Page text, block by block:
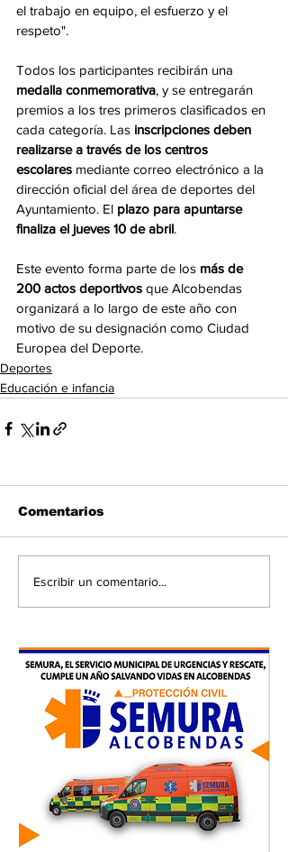
el trabajo en equipo, el esfuerzo y el
respeto".
Todos los participantes recibirán una
medalla conmemorativa, y se entregarán
premios a los tres primeros clasificados en
cada categoría. Las inscripciones deben
realizarse a través de los centros
escolares mediante correo electrónico a la
dirección oficial del área de deportes del
Ayuntamiento. El plazo para apuntarse
finaliza el jueves 10 de abril.
Este evento forma parte de los más de
200 actos deportivos que Alcobendas
organizará a lo largo de este año con
motivo de su designación como Ciudad
Europea del Deporte.
Deportes
Educación e infancia
Comentarios
Escribir un comentario...